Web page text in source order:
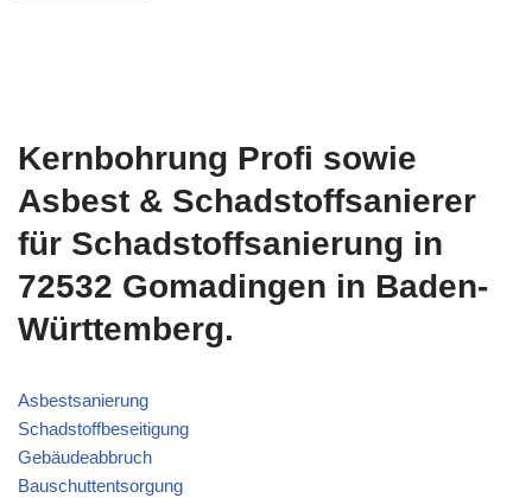
Kernbohrung Profi sowie
Asbest & Schadstoffsanierer
für Schadstoffsanierung in
72532 Gomadingen in Baden-
Württemberg.
Asbestsanierung
Schadstoffbeseitigung
Gebäudeabbruch
Bauschuttentsorgung